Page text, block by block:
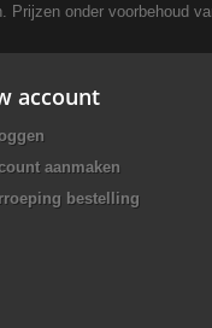
Prijzen onder voorbehoud
account
aanmaken
bestelling